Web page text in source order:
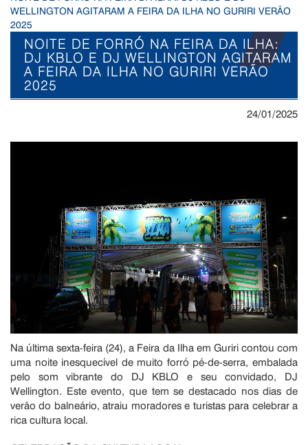
WELLINGTON AGITARAM A FEIRA DA ILHA NO GURIRI VERÃO
2025
NOITE DE FORRÓ NA FEIRA DA ILHA:
DJ KBLO E DJ WELLINGTON AGITARAM
A FEIRA DA ILHA NO GURIRI VERÃO
2025
24/01/2025
Na última sexta-feira (24), a Feira da Ilha em Guriri contou com
uma noite inesquecível de muito forró pé-de-serra, embalada
pelo som vibrante do DJ KBLO e seu convidado, DJ
Wellington. Este evento, que tem se destacado nos dias de
verão do balneário, atraiu moradores e turistas para celebrar a
rica cultura local.